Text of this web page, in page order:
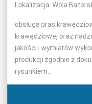
Lokalizacja: Wola
obsługa pras
krawędziowej oraz
jakości i wymiarów
produkcji zgodnie z
rysunkiem...